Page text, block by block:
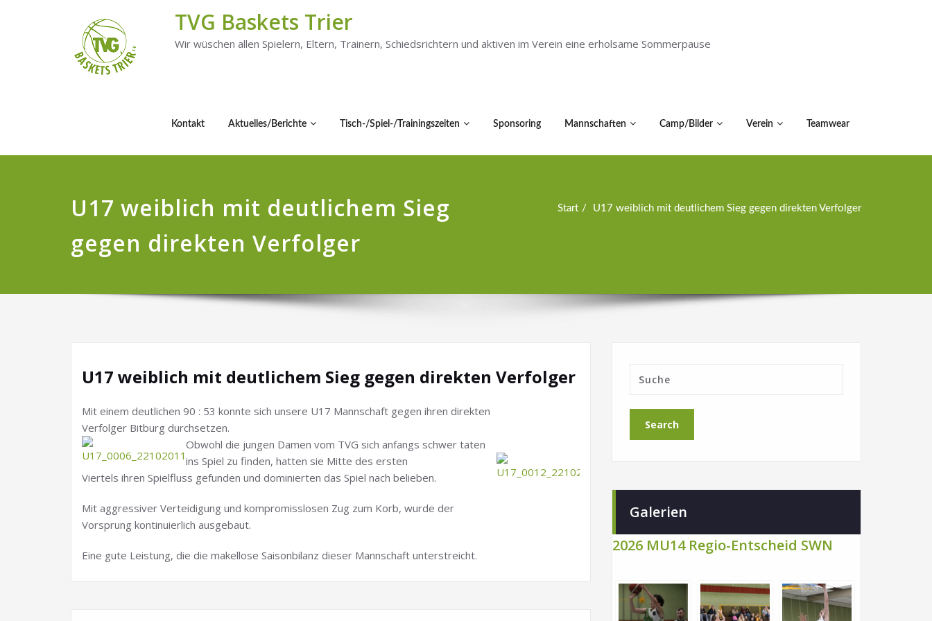
TVG Baskets Trier
Wir wüschen allen Spielern, Eltern, Trainern, Schiedsrichtern und aktiven im Verein eine erholsame Sommerpause
Kontakt Aktuelles/Berichte Tisch-/Spiel-/Trainingszeiten Sponsoring Mannschaften Camp/Bilder Verein Teamwear
U17 weiblich mit deutlichem Sieg
gegen direkten Verfolger
Start U17 weiblich mit deutlichem Sieg gegen direkten Verfolger
U17 weiblich mit deutlichem Sieg gegen direkten Verfolger
Mit einem deutlichen 90 : 53 konnte sich unsere U17 Mannschaft gegen ihren direkten
Verfolger Bitburg durchsetzen.
Obwohl die jungen Damen vom TVG sich anfangs schwer taten
ins Spiel zu finden, hatten sie Mitte des ersten
Viertels ihren Spielfluss gefunden und dominierten das Spiel nach belieben.
Mit aggressiver Verteidigung und kompromisslosen Zug zum Korb, wurde der
Vorsprung kontinuierlich ausgebaut.
Eine gute Leistung, die die makellose Saisonbilanz dieser Mannschaft unterstreicht.
Galerien
2026 MU14 Regio-Entscheid SWN